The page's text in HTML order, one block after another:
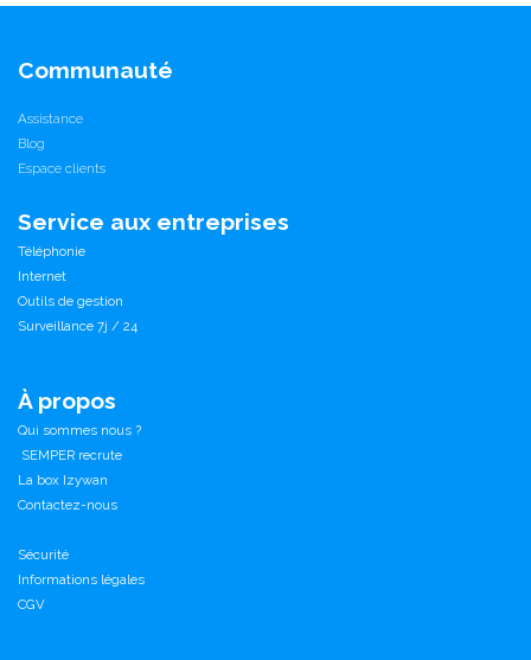
Communauté
Assistance
Blog
Espace clients
Service aux entreprises
Téléphonie
Internet
Outils de gestion
Surveillance 7j / 24
À propos
Qui sommes nous ?
SEMPER recrute
La box Izywan
Contactez-nous
Sécurité
Informations légales
CGV